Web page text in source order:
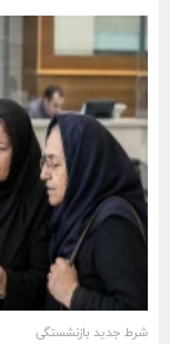
شرط جدید بازنشستگی